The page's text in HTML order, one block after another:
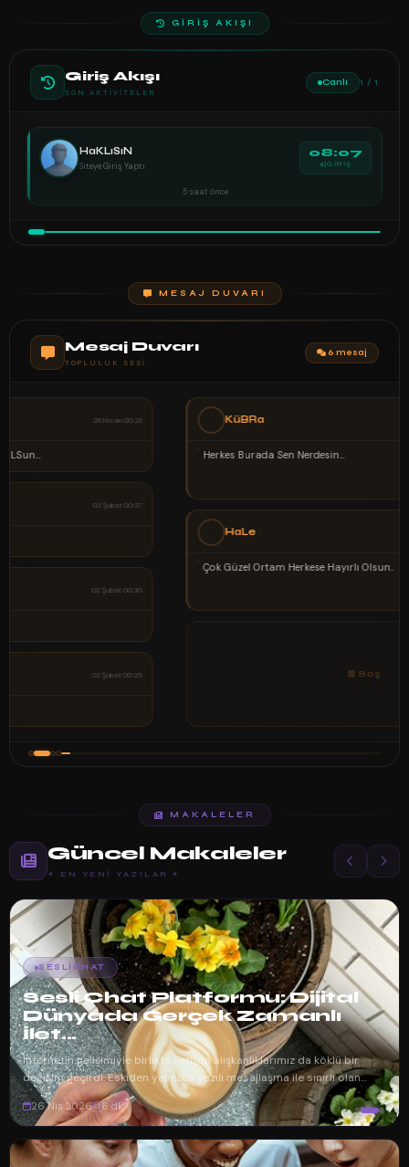
GİRİŞ AKIŞI
Giriş Akışı
SON AKTIVITELER
Canlı 1 / 1
HaKLıSıN
Siteye Giriş Yaptı
08:07
GİRİŞ
5 saat önce
MESAJ DUVARI
Mesaj Duvarı
TOPLULUK SESI
6 mesaj
KüBRa
“
“ Çok Güzel Ortam Herkese Hayırlı Olsun..
MAKALELER
Güncel Makaleler
✦ EN YENI YAZILAR ✦
SESLICHAT
Sesli Chat Platformu: Dijital
Dünyada Gerçek Zamanlı
İlet...
İnternetin gelişimiyle birlikte iletişim alışkanlıklarımız da köklü bir
değişim geçirdi. Eskiden yalnızca yazılı mesajlaşma ile sınırlı olan
dijita...
26 Nis 2026 6 dk